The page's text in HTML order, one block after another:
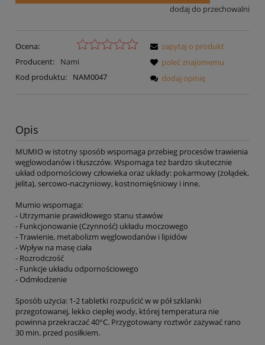
dodaj do przechowalni
Ocena:
Producent:
Nami
Kod produktu:
NAM0047
zapytaj o produkt
poleć znajomemu
dodaj opinię
Opis
MUMIO w istotny sposób wspomaga przebieg procesów trawienia
węglowodanów i tłuszczów. Wspomaga też bardzo skutecznie
układ odpornościowy człowieka oraz układy: pokarmowy (żołądek,
jelita), sercowo-naczyniowy, kostnomięśniowy i inne.
Mumio wspomaga:
- Utrzymanie prawidłowego stanu stawów
- Funkcjonowanie (Czynność) układu moczowego
- Trawienie, metabolizm węglowodanów i lipidów
- Wpływ na masę ciała
- Rozrodczość
- Funkcje układu odpornościowego
- Odmłodzenie
Sposób użycia: 1-2 tabletki rozpuścić w w pół szklanki
przegotowanej, lekko ciepłej wody, której temperatura nie
powinna przekraczać 40°C. Przygotowany roztwór zażywać rano
30 min. przed posiłkiem.